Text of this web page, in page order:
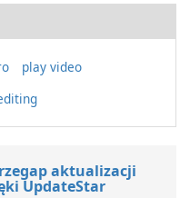
play video
aktualizacji
UpdateStar